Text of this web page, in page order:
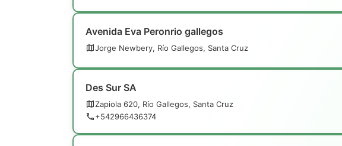
Avenida Eva Peronrio gallegos
Jorge Newbery, Río Gallegos, Santa Cruz
Des Sur SA
Zapiola 620, Río Gallegos, Santa Cruz
+542966436374